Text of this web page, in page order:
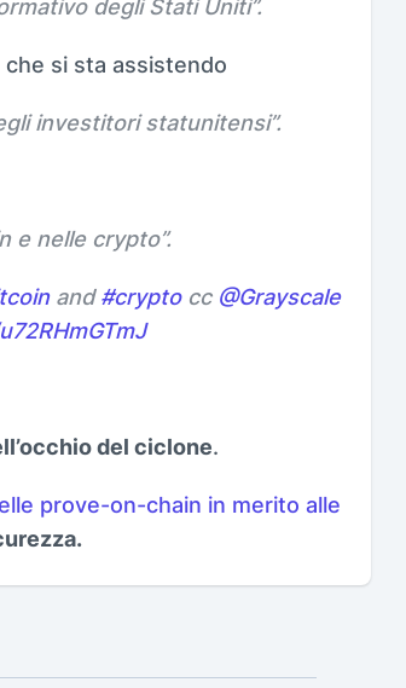
degli Stati Uniti”.
si sta assistendo
investitori statunitensi”.
e nelle crypto”.
and#cryptocc @Grayscale
del ciclone.
prove-on-chain in merito alle